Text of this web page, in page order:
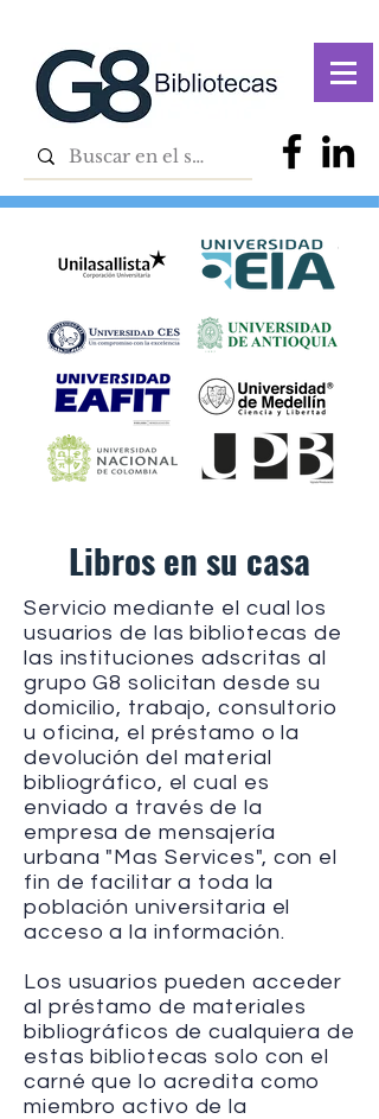
Libros en su casa
Servicio mediante el cual los
usuarios de las bibliotecas de
las instituciones adscritas al
grupo G8 solicitan desde su
domicilio, trabajo, consultorio
u oficina, el préstamo o la
devolución del material
bibliográfico, el cual es
enviado a través de la
empresa de mensajería
urbana "Mas Services", con el
fin de facilitar a toda la
población universitaria el
acceso a la información.
Los usuarios pueden acceder
al préstamo de materiales
bibliográficos de cualquiera de
estas bibliotecas solo con el
carné que lo acredita como
miembro activo de la